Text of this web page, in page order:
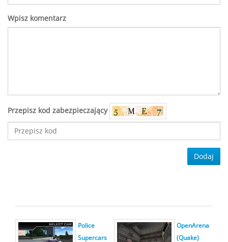
Wpisz komentarz
Przepisz kod zabezpieczający
Dodaj
Police
Supercars
OpenArena
(Quake)